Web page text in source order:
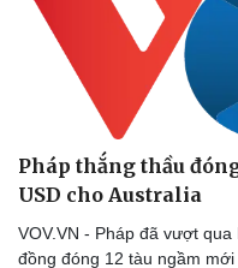
Pháp thắng thầu
USD cho Australia
VOV.VN - Pháp đã vượt
đồng đóng 12 tàu ngầm